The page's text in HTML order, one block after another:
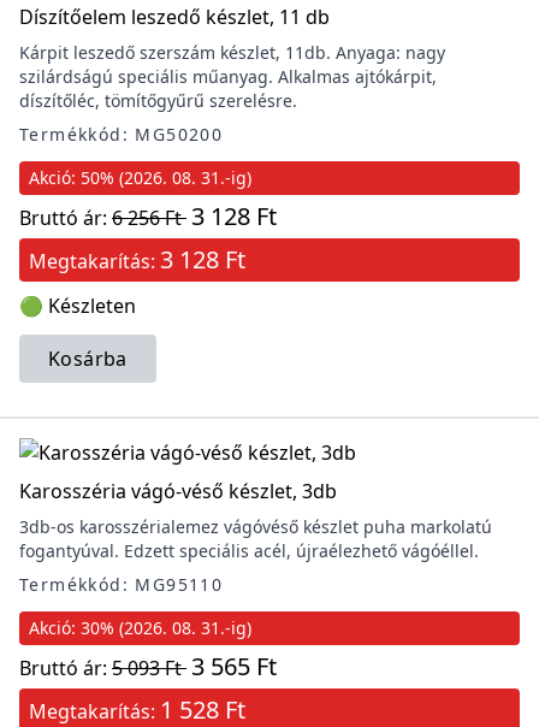
Díszítőelem leszedő készlet, 11 db
Kárpit leszedő szerszám készlet, 11db. Anyaga: nagy
szilárdságú speciális műanyag. Alkalmas ajtókárpit,
díszítőléc, tömítőgyűrű szerelésre.
Termékkód: MG50200
Akció: 50% (2026. 08. 31.-ig)
Bruttó ár: 6 256 Ft3 128 Ft
Megtakarítás: 3 128 Ft
🟢 Készleten
Kosárba
Karosszéria vágó-véső készlet, 3db
3db-os karosszérialemez vágóvéső készlet puha markolatú
fogantyúval. Edzett speciális acél, újraélezhető vágóéllel.
Termékkód: MG95110
Akció: 30% (2026. 08. 31.-ig)
Bruttó ár: 5 093 Ft3 565 Ft
Megtakarítás: 1 528 Ft